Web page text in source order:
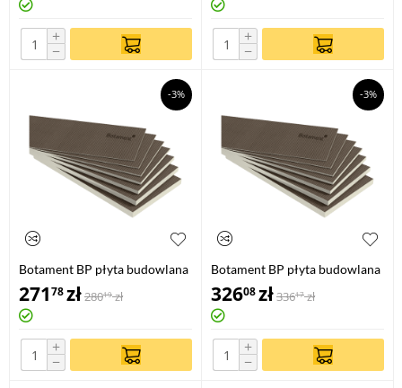
+
−
+
−
-3%
Botament BP płyta budowlana
2,6 m x 0,6 m / 30 mm
27178zł28019 zł
+
−
-3%
Botament BP płyta budowlana
2,6 m x 0,6 m / 40 mm
32608zł33617 zł
+
−